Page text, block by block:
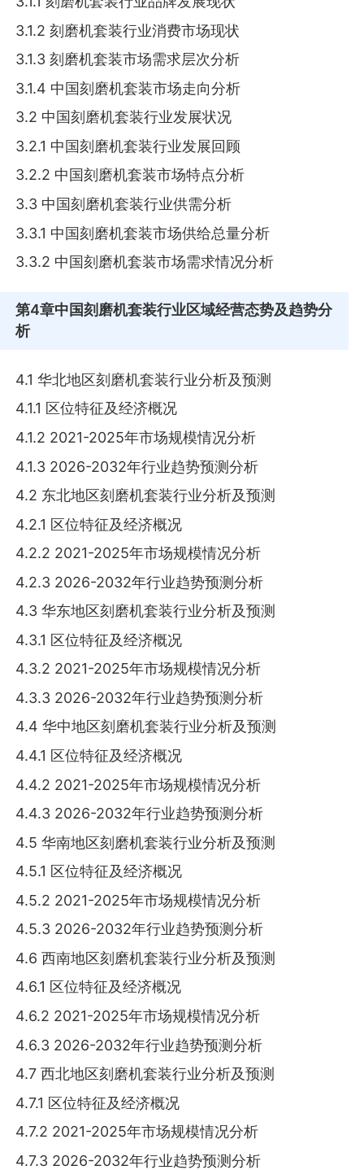
3.1.2 刻磨机套装行业消费市场现状
3.1.3 刻磨机套装市场需求层次分析
3.1.4 中国刻磨机套装市场走向分析
3.2 中国刻磨机套装行业发展状况
3.2.1 中国刻磨机套装行业发展回顾
3.2.2 中国刻磨机套装市场特点分析
3.3 中国刻磨机套装行业供需分析
3.3.1 中国刻磨机套装市场供给总量分析
3.3.2 中国刻磨机套装市场需求情况分析
第4章中国刻磨机套装行业区域经营态势及趋势分
析
4.1 华北地区刻磨机套装行业分析及预测
4.1.1 区位特征及经济概况
4.1.2 2021-2025年市场规模情况分析
4.1.3 2026-2032年行业趋势预测分析
4.2 东北地区刻磨机套装行业分析及预测
4.2.1 区位特征及经济概况
4.2.2 2021-2025年市场规模情况分析
4.2.3 2026-2032年行业趋势预测分析
4.3 华东地区刻磨机套装行业分析及预测
4.3.1 区位特征及经济概况
4.3.2 2021-2025年市场规模情况分析
4.3.3 2026-2032年行业趋势预测分析
4.4 华中地区刻磨机套装行业分析及预测
4.4.1 区位特征及经济概况
4.4.2 2021-2025年市场规模情况分析
4.4.3 2026-2032年行业趋势预测分析
4.5 华南地区刻磨机套装行业分析及预测
4.5.1 区位特征及经济概况
4.5.2 2021-2025年市场规模情况分析
4.5.3 2026-2032年行业趋势预测分析
4.6 西南地区刻磨机套装行业分析及预测
4.6.1 区位特征及经济概况
4.6.2 2021-2025年市场规模情况分析
4.6.3 2026-2032年行业趋势预测分析
4.7 西北地区刻磨机套装行业分析及预测
4.7.1 区位特征及经济概况
4.7.2 2021-2025年市场规模情况分析
4.7.3 2026-2032年行业趋势预测分析